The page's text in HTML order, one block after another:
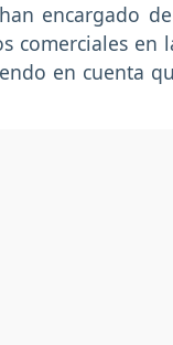
encargado de
comerciales en
en cuenta